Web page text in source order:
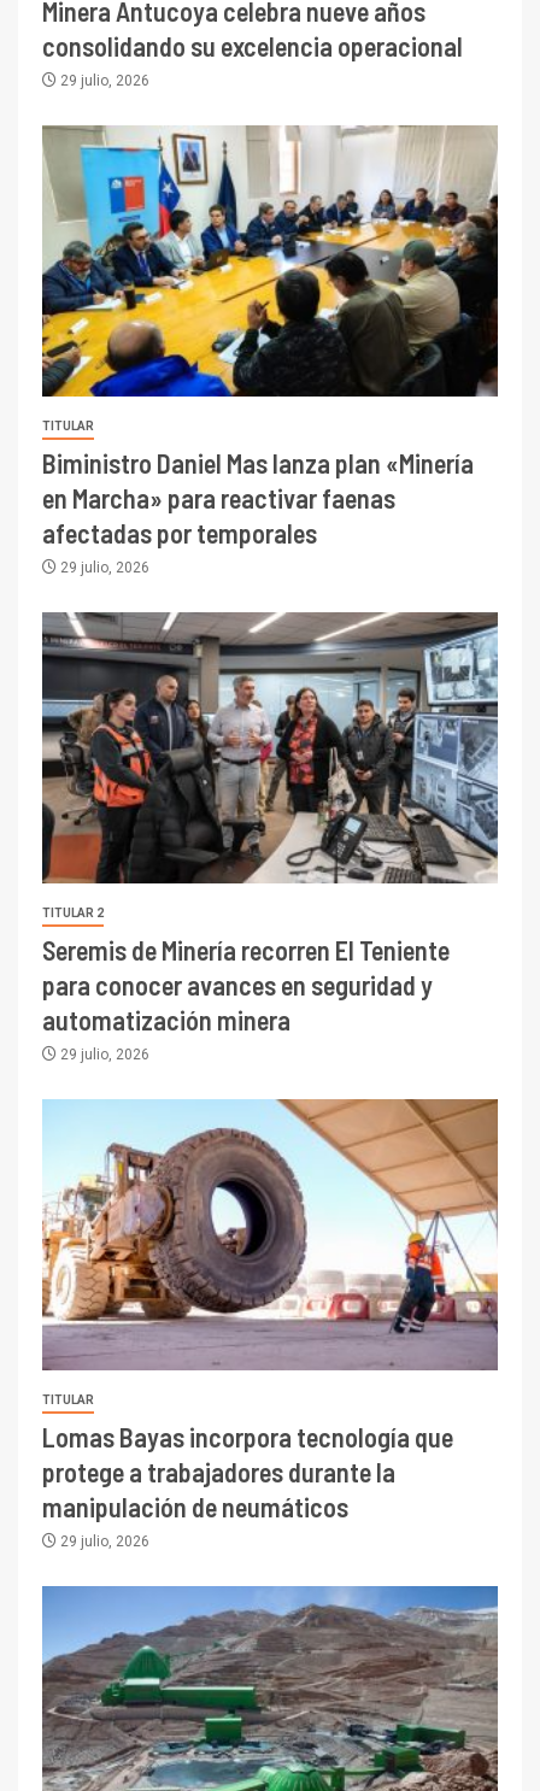
Minera Antucoya celebra nueve años
consolidando su excelencia operacional
29 julio, 2026
TITULAR
Biministro Daniel Mas lanza plan «Minería
en Marcha» para reactivar faenas
afectadas por temporales
29 julio, 2026
TITULAR 2
Seremis de Minería recorren El Teniente
para conocer avances en seguridad y
automatización minera
29 julio, 2026
TITULAR
Lomas Bayas incorpora tecnología que
protege a trabajadores durante la
manipulación de neumáticos
29 julio, 2026